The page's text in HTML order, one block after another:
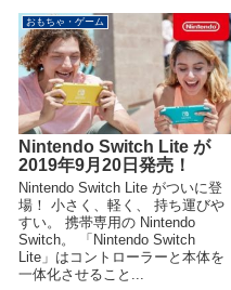
おもちゃ・ゲーム
Nintendo Switch Lite が
2019年9月20日発売！
Nintendo Switch Lite がついに登
場！ 小さく、軽く、 持ち運びや
すい。 携帯専用の Nintendo
Switch。 「Nintendo Switch
Lite」はコントローラーと本体を
一体化させること...